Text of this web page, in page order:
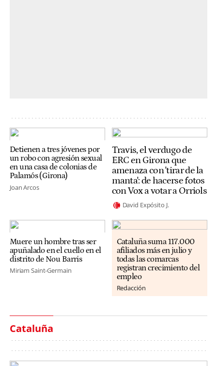
Detienen a tres jóvenes por
un robo con agresión sexual
en una casa de colonias de
Palamós (Girona)
Joan Arcos
Travis, el verdugo de
ERC en Girona que
amenaza con 'tirar de la
manta': de hacerse fotos
con Vox a votar a Orriols
David Expósito J.
Muere un hombre tras ser
apuñalado en el cuello en el
distrito de Nou Barris
Miriam Saint-Germain
Cataluña suma 117.000
afiliados más en julio y
todas las comarcas
registran crecimiento del
empleo
Redacción
Cataluña